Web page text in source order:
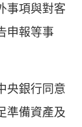
事項與對客
申報等事
央銀行同意
準備資產及